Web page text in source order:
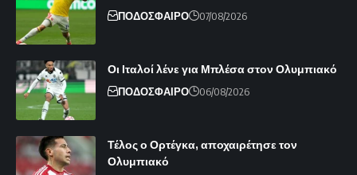
ΠΟΔΟΣΦΑΙΡΟ 07/08/2026
Οι Ιταλοί λένε για Μπλέσα στον Ολυμπιακό
ΠΟΔΟΣΦΑΙΡΟ 06/08/2026
Τέλος ο Ορτέγκα, αποχαιρέτησε τον
Ολυμπιακό